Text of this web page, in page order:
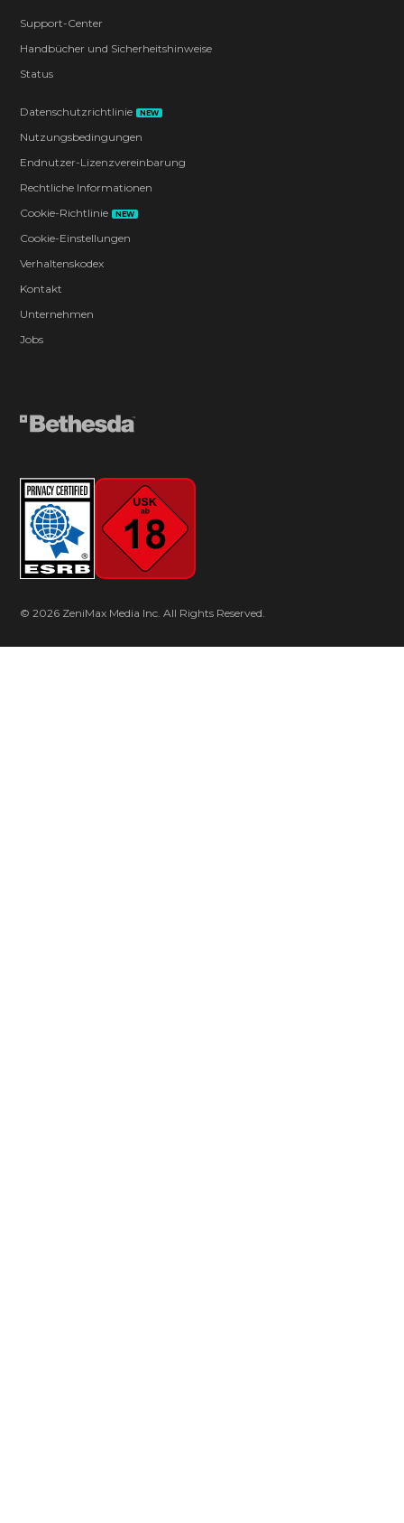
Support-Center
Handbücher und Sicherheitshinweise
Status
Datenschutzrichtlinie NEW
Nutzungsbedingungen
Endnutzer-Lizenzvereinbarung
Rechtliche Informationen
Cookie-Richtlinie
NEW
Cookie-Einstellungen
Verhaltenskodex
Kontakt
Unternehmen
Jobs
© 2026 ZeniMax Media Inc. All Rights Reserved.